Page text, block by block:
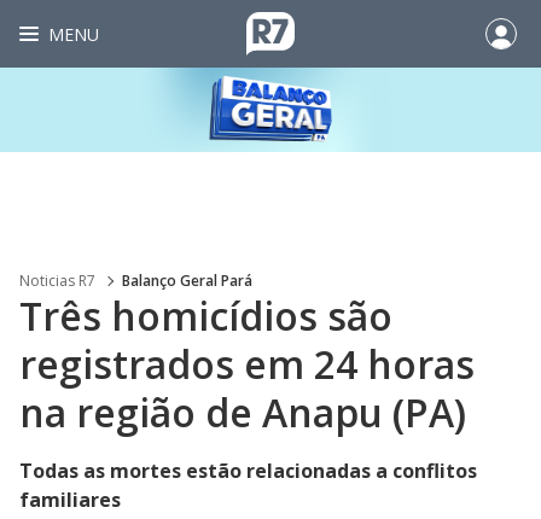
MENU
Noticias R7 Balanço Geral Pará
Três homicídios são
registrados em 24 horas
na região de Anapu (PA)
Todas as mortes estão relacionadas a conflitos
familiares